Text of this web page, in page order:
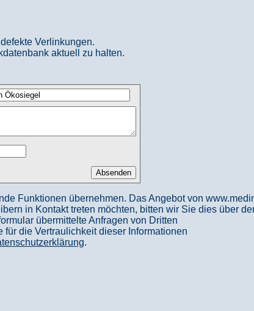
Verlinkungen.
aktuell zu halten.
Funktionen übernehmen. Das Angebot von
in Kontakt treten möchten, bitten wir Sie dies über
übermittelte Anfragen von Dritten
die Vertraulichkeit dieser Informationen
.